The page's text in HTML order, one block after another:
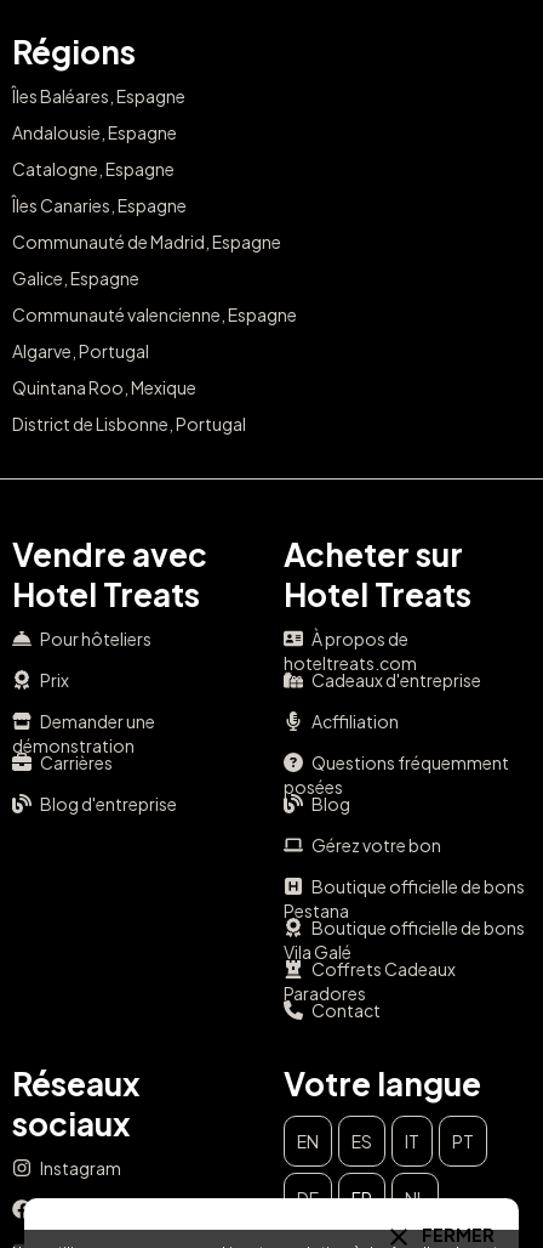
Régions
Îles Baléares, Espagne
Andalousie, Espagne
Catalogne, Espagne
Îles Canaries, Espagne
Communauté de Madrid, Espagne
Galice, Espagne
Communauté valencienne, Espagne
Algarve, Portugal
Quintana Roo, Mexique
District de Lisbonne, Portugal
Vendre avec
Hotel Treats
Pour hôteliers
Prix
Demander une
démonstration
Carrières
Blog d'entreprise
Acheter sur
Hotel Treats
À propos de
hoteltreats.com
Cadeaux d'entreprise
Acffiliation
Questions fréquemment
posées
Blog
Gérez votre bon
Boutique officielle de bons
Pestana
Boutique officielle de bons
Vila Galé
Coffrets Cadeaux
Paradores
Contact
Réseaux
sociaux
Instagram
Votre langue
EN ES IT PT
DE FR
NL
FERMER